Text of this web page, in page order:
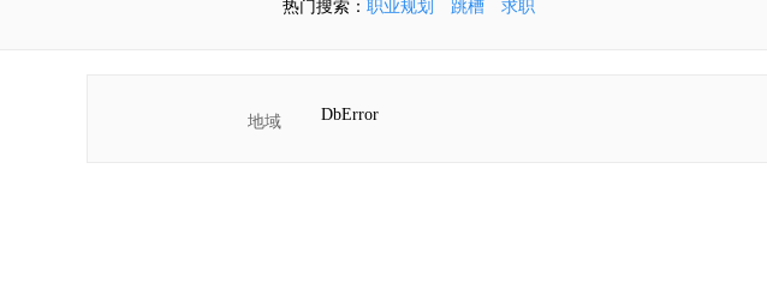
热门搜索： 职业规划 跳槽 求职
地域 DbError